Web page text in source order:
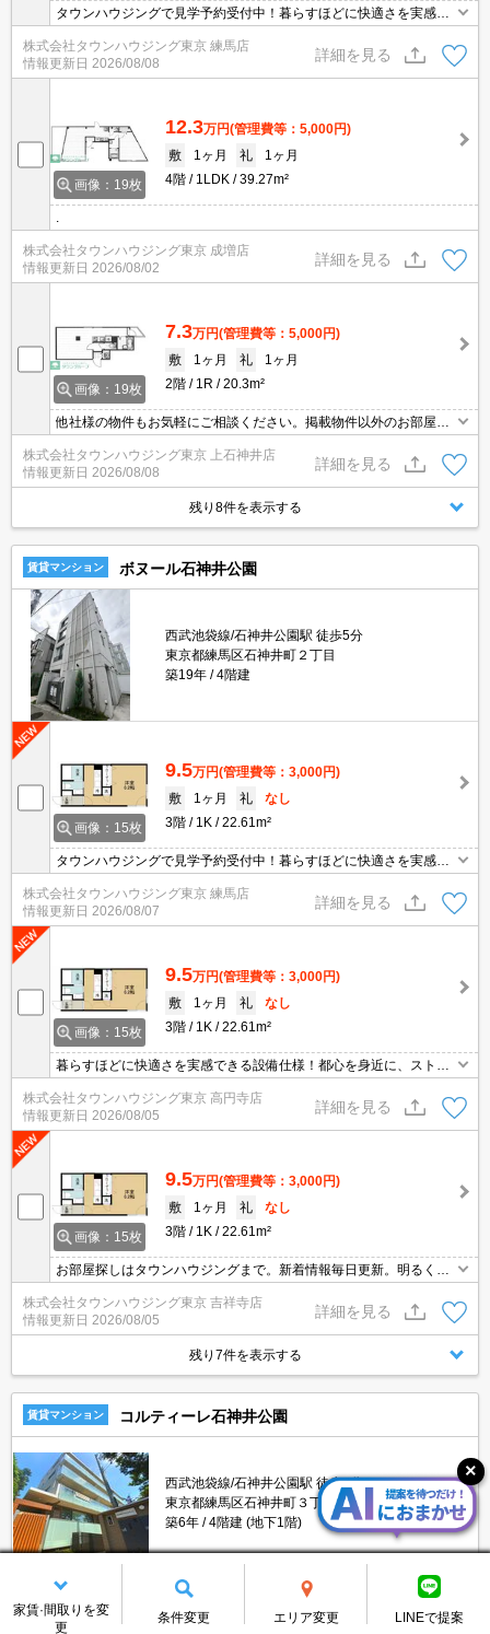
タウンハウジングで見学予約受付中！暮らすほどに快適さを実感で
きる設備仕様！駅前商業施設の多さ！日常の買い物に便利！
株式会社タウンハウジング東京 練馬店
情報更新日 2026/08/08
詳細を見る
画像：19枚
12.3万円(管理費等：5,000円)
敷
1ヶ月 礼
1ヶ月
4階
1LDK 39.27m²
株式会社タウンハウジング東京 成増店
情報更新日 2026/08/02
詳細を見る
画像：19枚
7.3万円(管理費等：5,000円)
敷
1ヶ月 礼
1ヶ月
2階
1R 20.3m²
他社様の物件もお気軽にご相談ください。掲載物件以外のお部屋も
ご紹介出来ます。明るく元気なスタッフが丁寧にご対応させていた
だきます。当店ならオンラインで見学・接客可能です！お気軽にお
問い合わせ下さい☆★
株式会社タウンハウジング東京 上石神井店
情報更新日 2026/08/08
詳細を見る
残り8件を表示する
賃貸マンション ボヌール石神井公園
西武池袋線/石神井公園駅 徒歩5分
東京都練馬区石神井町２丁目
築19年
4階建
画像：15枚
9.5万円(管理費等：3,000円)
敷
1ヶ月 礼
なし
3階
1K 22.61m²
タウンハウジングで見学予約受付中！暮らすほどに快適さを実感で
きる設備仕様！駅前商業施設の多さ！日常の買い物に便利！
株式会社タウンハウジング東京 練馬店
情報更新日 2026/08/07
詳細を見る
画像：15枚
9.5万円(管理費等：3,000円)
敷
1ヶ月 礼
なし
3階
1K 22.61m²
暮らすほどに快適さを実感できる設備仕様！都心を身近に、ストレ
スフリーな暮らしを楽しむ！住むほどに愛着が深まる暮らしやすい
街！！
株式会社タウンハウジング東京 高円寺店
情報更新日 2026/08/05
詳細を見る
画像：15枚
9.5万円(管理費等：3,000円)
敷
1ヶ月 礼
なし
3階
1K 22.61m²
お部屋探しはタウンハウジングまで。新着情報毎日更新。明るく元
気なスタッフがお待ちしております。
株式会社タウンハウジング東京 吉祥寺店
情報更新日 2026/08/05
詳細を見る
残り7件を表示する
賃貸マンション コルティーレ石神井公園
西武池袋線/石神井公園駅 徒歩7分
東京都練馬区石神井町３丁目
築6年
4階建 (地下1階)
13.5万円 (管理費等：15,000円)
家賃·間取りを変
更
条件変更 エリア変更 LINEで提案